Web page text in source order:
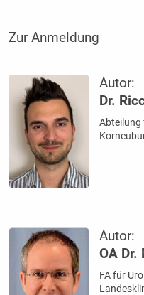
Zur Anmeldung
Autor:
Dr.
Abteilung
Autor:
OA Dr.
FA für